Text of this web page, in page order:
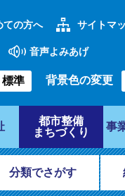
ての方へ サイトマ
音声よみあげ
標準 背景色の変更
都市整備
まちづくり
事
分類でさがす